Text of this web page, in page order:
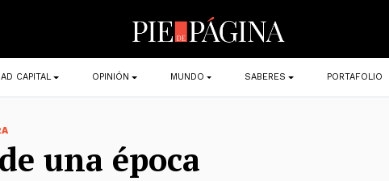
CAPITAL OPINIÓN MUNDO SABERES PORTAFOLIO
una época